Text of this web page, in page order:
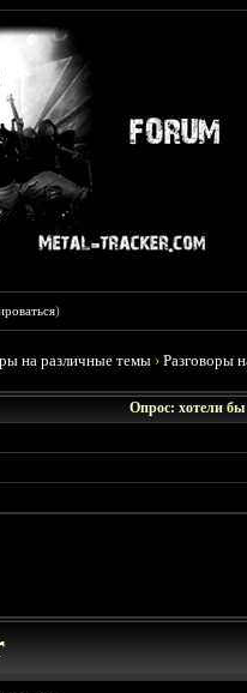
)
на различные темы ›Разговоры
Опрос: хотели бы